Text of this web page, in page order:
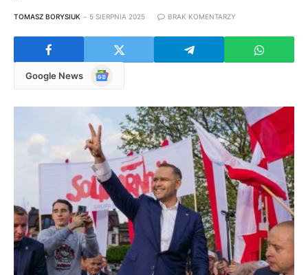
TOMASZ BORYSIUK 5 SIERPNIA 2025 BRAK KOMENTARZY
Google News
Google